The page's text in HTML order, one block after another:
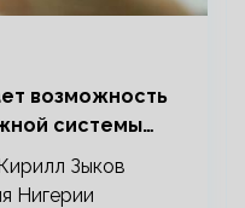
возможность
системы
Зыков
Нигерии